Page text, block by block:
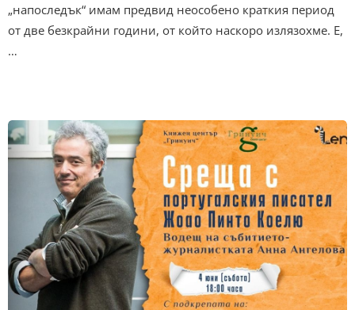
„напоследък“ имам предвид неособено краткия период
от две безкрайни години, от който наскоро излязохме. Е,
…